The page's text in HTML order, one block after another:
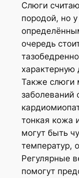
Слюги
породой, но у
очередь
характерную
Также слюги
заболеваний
тонкая кожа
могут быть
температур,
Регулярные
помогут